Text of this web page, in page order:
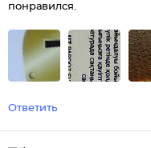
понравился.
Ответить